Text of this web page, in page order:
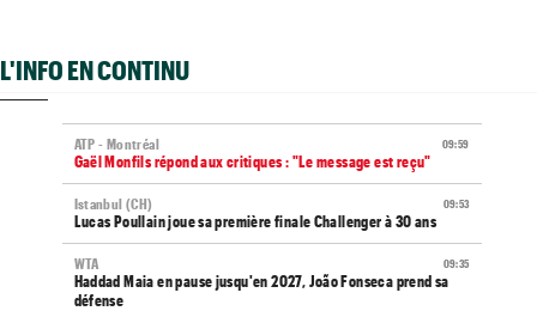
L'INFO EN CONTINU
09:59
ATP - Montréal
Gaël Monfils répond aux critiques : "Le message est reçu"
09:53
Istanbul (CH)
Lucas Poullain joue sa première finale Challenger à 30 ans
09:35
WTA
Haddad Maia en pause jusqu'en 2027, João Fonseca prend sa
défense